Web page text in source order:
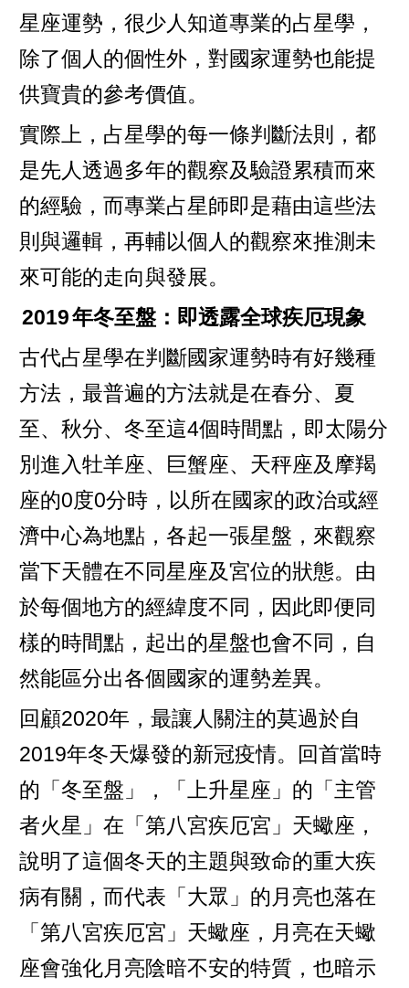
星座運勢，很少人知道專業的占星學，
除了個人的個性外，對國家運勢也能提
供寶貴的參考價值。
實際上，占星學的每一條判斷法則，都
是先人透過多年的觀察及驗證累積而來
的經驗，而專業占星師即是藉由這些法
則與邏輯，再輔以個人的觀察來推測未
來可能的走向與發展。
2019年冬至盤：即透露全球疾厄現象
古代占星學在判斷國家運勢時有好幾種
方法，最普遍的方法就是在春分、夏
至、秋分、冬至這4個時間點，即太陽分
別進入牡羊座、巨蟹座、天秤座及摩羯
座的0度0分時，以所在國家的政治或經
濟中心為地點，各起一張星盤，來觀察
當下天體在不同星座及宮位的狀態。由
於每個地方的經緯度不同，因此即便同
樣的時間點，起出的星盤也會不同，自
然能區分出各個國家的運勢差異。
回顧2020年，最讓人關注的莫過於自
2019年冬天爆發的新冠疫情。回首當時
的「冬至盤」，「上升星座」的「主管
者火星」在「第八宮疾厄宮」天蠍座，
說明了這個冬天的主題與致命的重大疾
病有關，而代表「大眾」的月亮也落在
「第八宮疾厄宮」天蠍座，月亮在天蠍
座會強化月亮陰暗不安的特質，也暗示